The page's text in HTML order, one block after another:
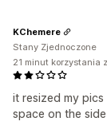
it resized my
space on the side
KChemere
Stany Zjednoczone
21 minut korzystania